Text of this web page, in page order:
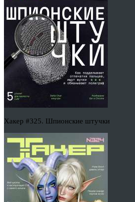
Хакер #325. Шпионские штучки